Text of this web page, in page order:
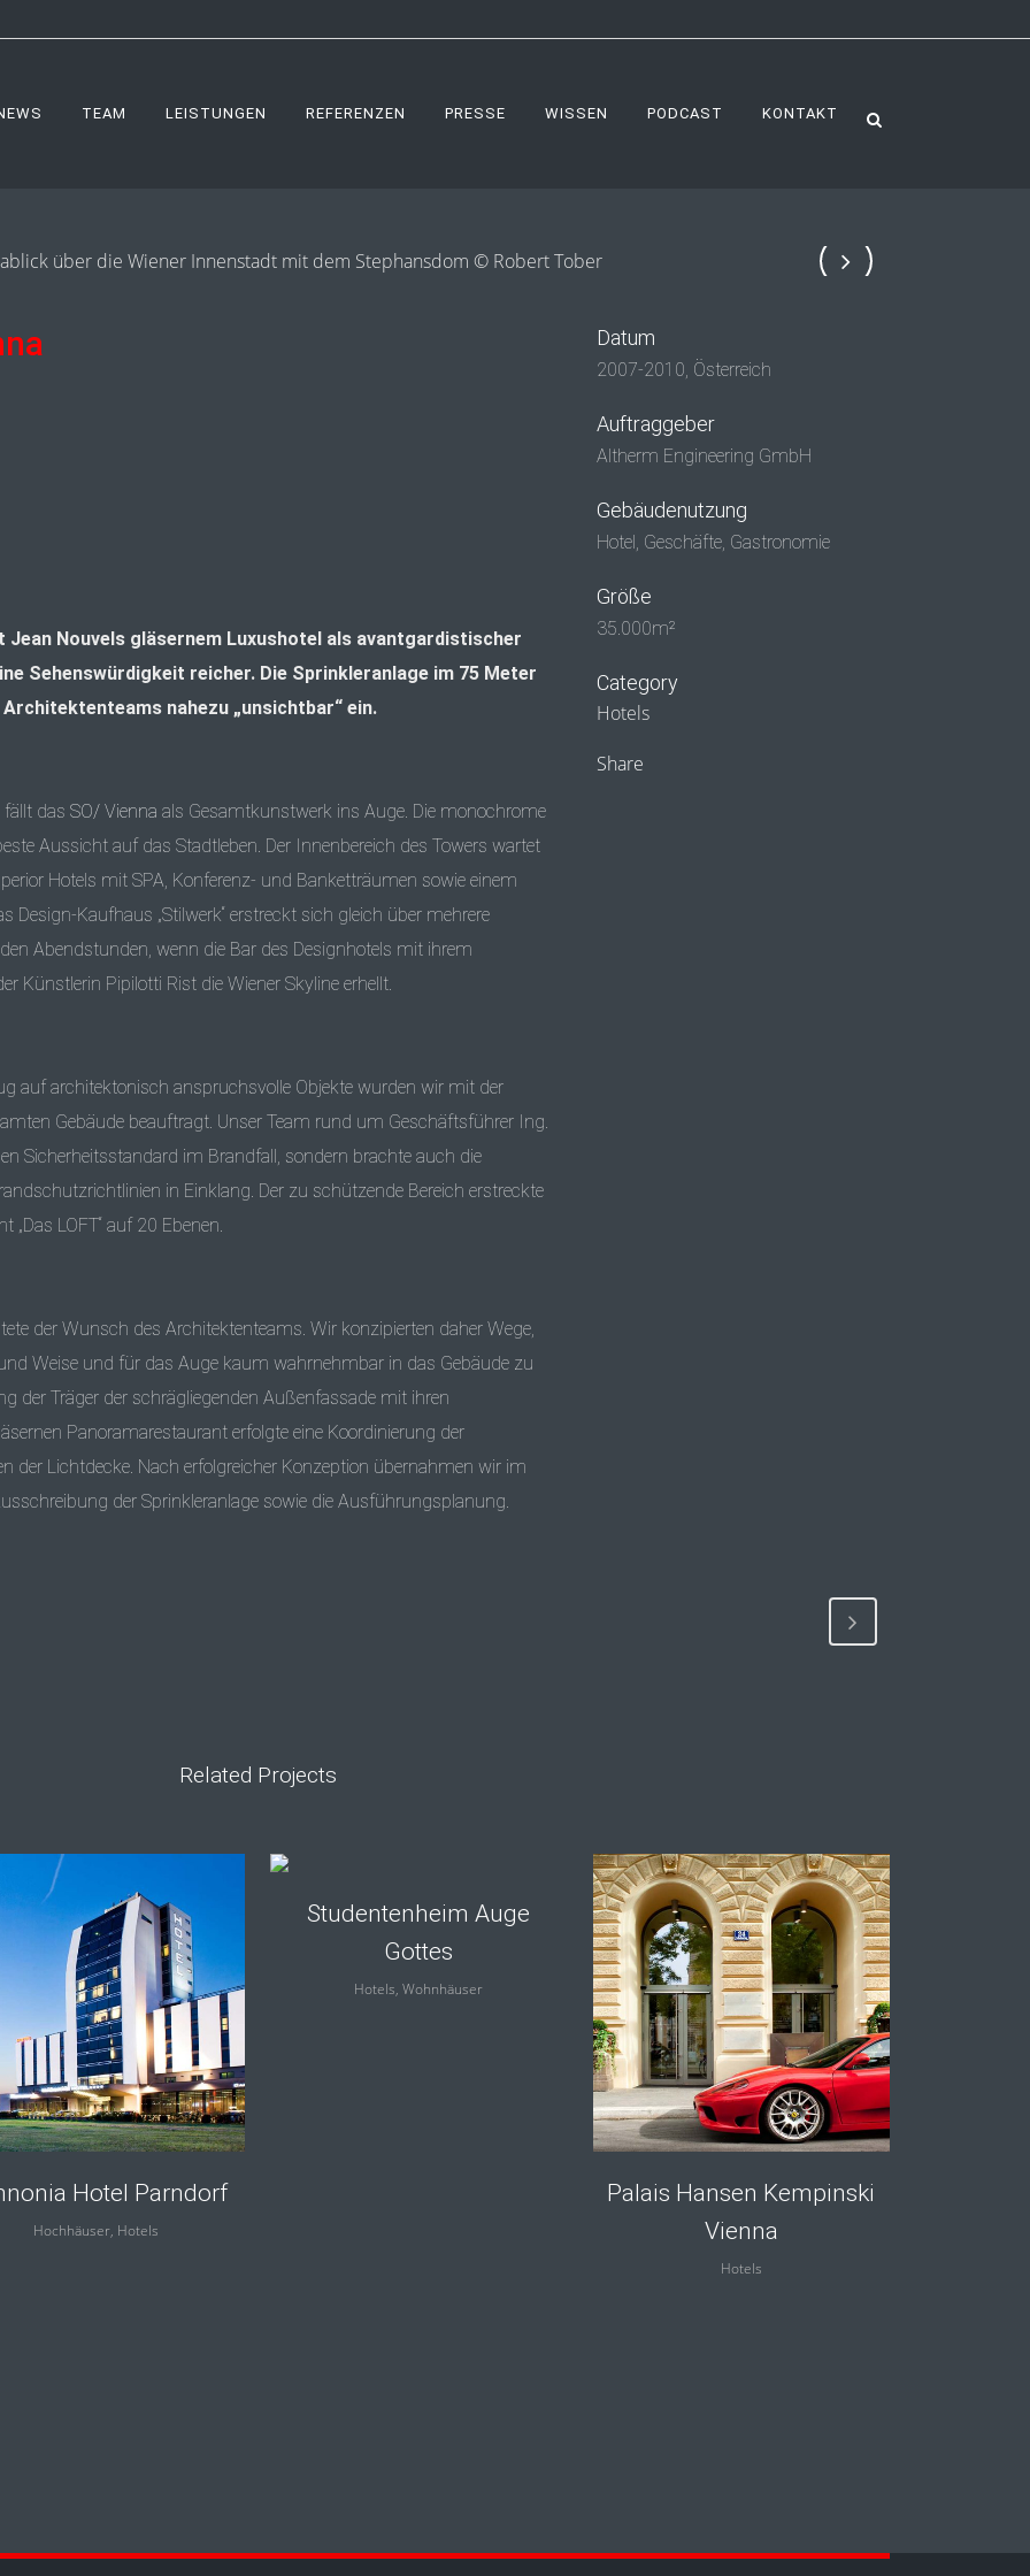
TEAM LEISTUNGEN REFERENZEN PRESSE WISSEN PODCAST KONTAKT
Jean Nouvels gläsernem Luxushotel als avantgardistischer
Sehenswürdigkeit reicher. Die Sprinkleranlage im 75 Meter
nahezu „unsichtbar“ ein.
das SO/ Vienna als Gesamtkunstwerk ins Auge. Die monochrome
Aussicht auf das Stadtleben. Der Innenbereich des Towers wartet
Hotels mit SPA, Konferenz- und Banketträumen sowie einem
Kaufhaus „Stilwerk“ erstreckt sich gleich über mehrere
Abendstunden, wenn die Bar des Designhotels mit ihrem
Künstlerin Pipilotti Rist die Wiener Skyline erhellt.
auf architektonisch anspruchsvolle Objekte wurden wir mit der
Gebäude beauftragt. Unser Team rund um Geschäftsführer Ing.
Sicherheitsstandard im Brandfall, sondern brachte auch die
in Einklang. Der zu schützende Bereich erstreckte
LOFT“ auf 20 Ebenen.
der Wunsch des Architektenteams. Wir konzipierten daher Wege,
Weise und für das Auge kaum wahrnehmbar in das Gebäude zu
der Träger der schrägliegenden Außenfassade mit ihren
Panoramarestaurant erfolgte eine Koordinierung der
der Lichtdecke. Nach erfolgreicher Konzeption übernahmen wir im
der Sprinkleranlage sowie die Ausführungsplanung.
Datum
2007-2010, Österreich
Auftraggeber
Altherm Engineering GmbH
Gebäudenutzung
Hotel, Geschäfte, Gastronomie
Größe
35.000m²
Category
Hotels
Share
Related Projects
view
Hotel Parndorf
Hochhäuser, Hotels
Studentenheim Auge
Gottes
Hotels, Wohnhäuser view
Palais Hansen Kempinski
Vienna
Hotels